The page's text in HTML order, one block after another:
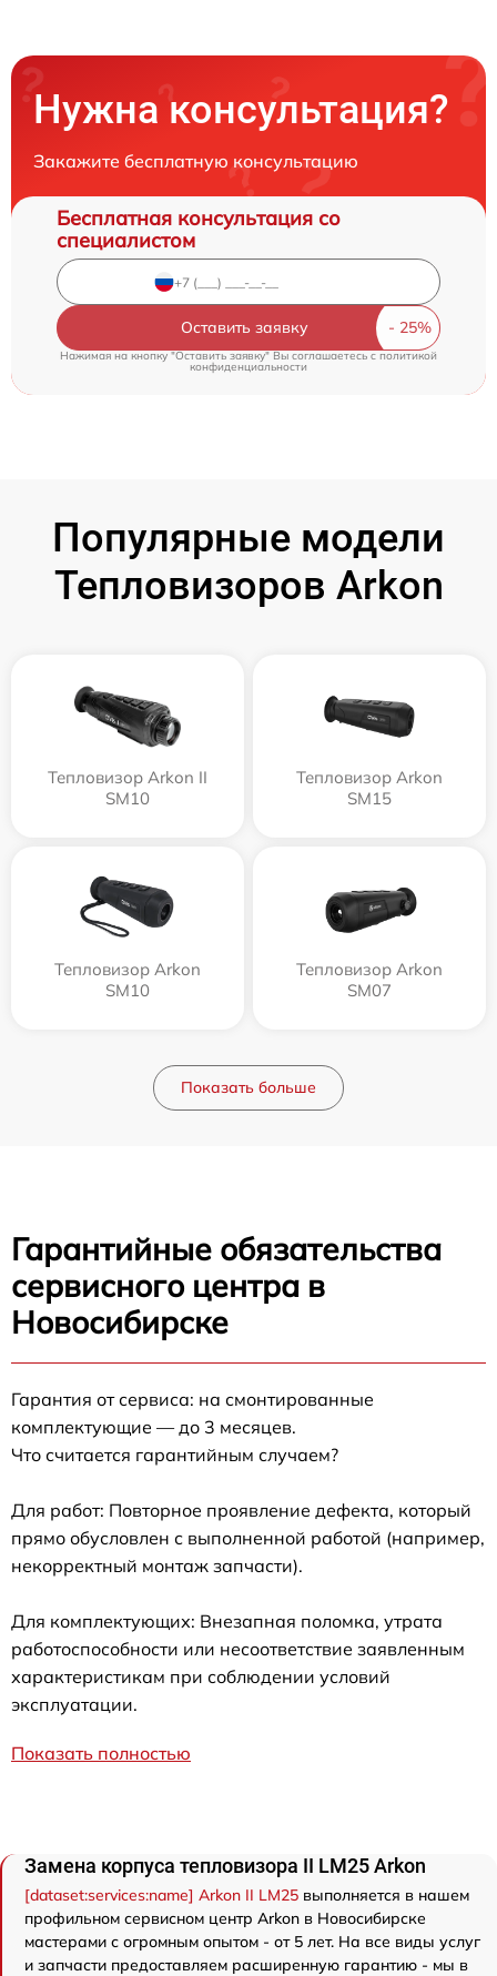
Нужна консультация?
Закажите бесплатную консультацию
Бесплатная консультация со
специалистом
Оставить заявку
Нажимая на кнопку "Оставить заявку" Вы соглашаетесь c политикой
конфиденциальности
Популярные модели
Тепловизоров Arkon
Тепловизор Arkon II
SM10
Тепловизор Arkon
SM15
Тепловизор Arkon
SM10
Тепловизор Arkon
SM07
Показать больше
Гарантийные обязательства
сервисного центра в
Новосибирске
Гарантия от сервиса: на смонтированные
комплектующие — до 3 месяцев.
Что считается гарантийным случаем?
Для работ: Повторное проявление дефекта, который
прямо обусловлен с выполненной работой (например,
некорректный монтаж запчасти).
Для комплектующих: Внезапная поломка, утрата
работоспособности или несоответствие заявленным
характеристикам при соблюдении условий
эксплуатации.
Показать полностью
Замена корпуса тепловизора II LM25 Arkon
[dataset:services:name] Arkon II LM25 выполняется в нашем
профильном сервисном центр Arkon в Новосибирске
мастерами с огромным опытом - от 5 лет. На все виды услуг
и запчасти предоставляем расширенную гарантию - мы в